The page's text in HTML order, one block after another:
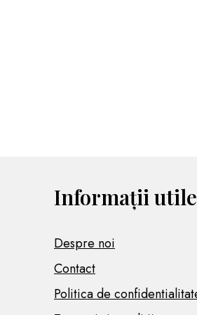
Informații utile
Despre noi
Contact
Politica de